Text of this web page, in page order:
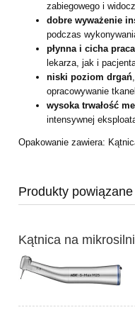
zabiegowego i
dobre wyważenie
podczas
płynna i cicha praca
lekarza, jak i
niski poziom drgań
opracowywanie
wysoka trwałość
intensywnej
Opakowanie zawiera:
Produkty powiązane
Kątnica na